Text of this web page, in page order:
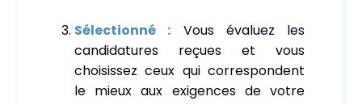
Sélectionné : Vous évaluez les
candidatures reçues et vous
choisissez ceux qui correspondent
le mieux aux exigences de votre